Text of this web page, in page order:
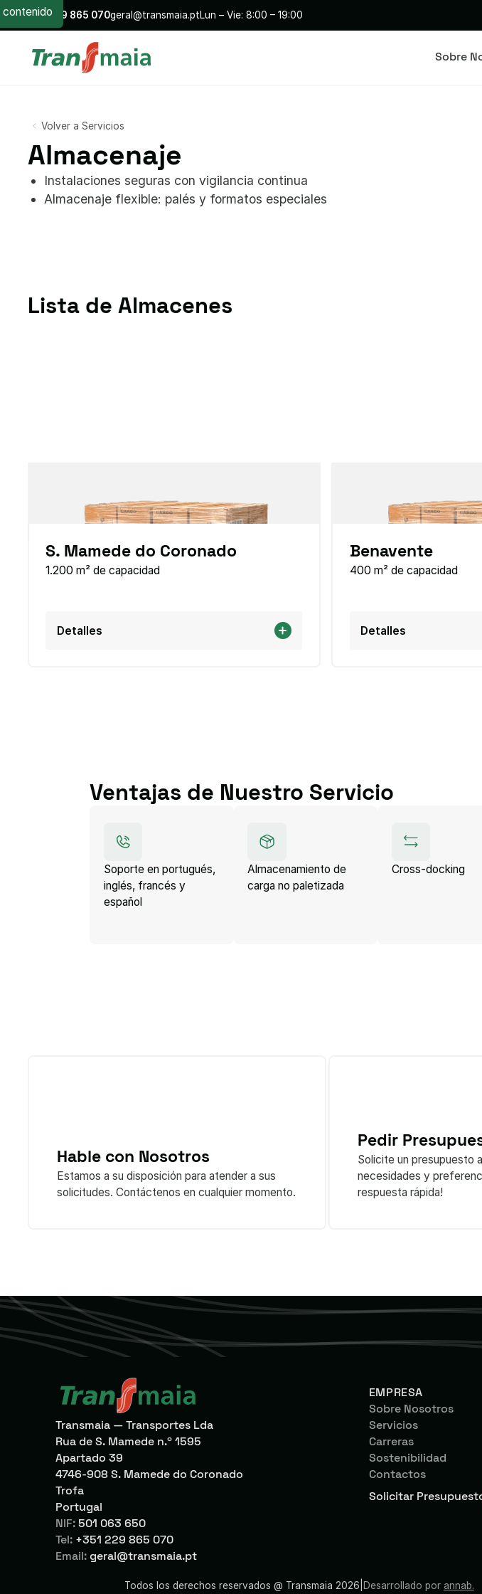
contenido
+351229 865 070geral@transmaia.ptLun – Vie: 8:00 – 19:00
Sobre
Volver a Servicios
Almacenaje
Instalaciones seguras con vigilancia continua
Almacenaje flexible: palés y formatos especiales
Lista de Almacenes
S. Mamede do Coronado
1.200 m² de capacidad
Detalles
Benavente
400 m² de capacidad
Detalles
Ventajas de Nuestro Servicio
Soporte en portugués,
inglés, francés y
español
Almacenamiento de
carga no paletizada
Cross-docking
Hable con Nosotros
Estamos a su disposición para atender a sus
solicitudes. Contáctenos en cualquier momento.
Pedir
Solicite un presupuesto
necesidades y
respuesta rápida!
Transmaia — Transportes Lda
Rua de S. Mamede n.º 1595
Apartado 39
4746-908 S. Mamede do Coronado
Trofa
Portugal
NIF: 501 063 650
Tel: +351 229 865 070
Email: geral@transmaia.pt
EMPRESA
Sobre Nosotros
Servicios
Carreras
Sostenibilidad
Contactos
Solicitar
Todos los derechos reservados @ Transmaia 2026 Desarrollado por annab.